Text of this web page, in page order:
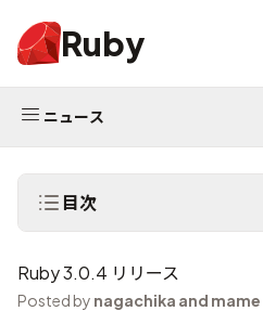
Ruby
ニュース
目次
Ruby 3.0.4 リリース
Posted by nagachika and mame